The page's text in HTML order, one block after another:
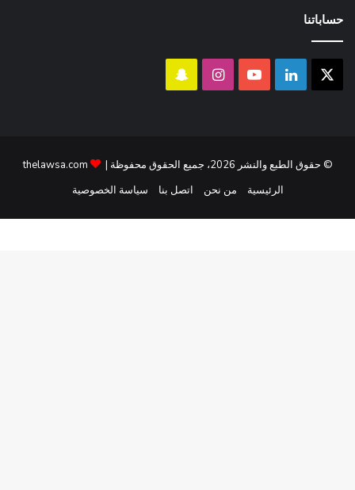
حساباتنا
لينكدإن‫YouTubeانستقرامسناب
© حقوق الطبع والنشر 2026، جميع الحقوق محفوظة |
thelawsa.com
الرئيسية
من نحن اتصل بنا سياسة الخصوصية